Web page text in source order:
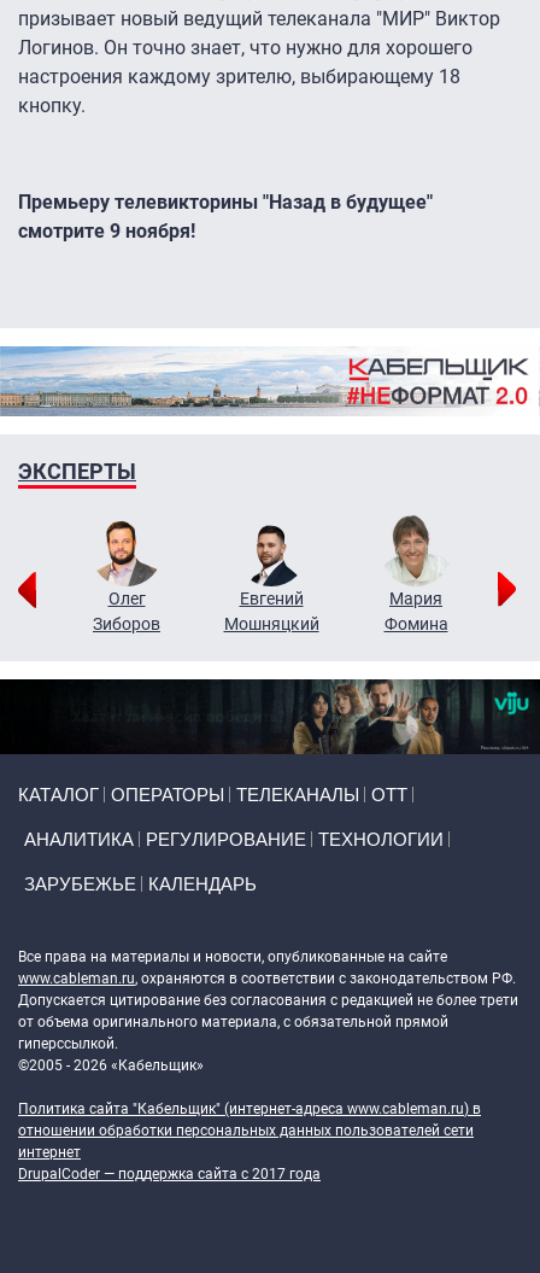
призывает новый ведущий телеканала "МИР" Виктор
Логинов. Он точно знает, что нужно для хорошего
настроения каждому зрителю, выбирающему 18
кнопку.
Премьеру телевикторины "Назад в будущее"
смотрите 9 ноября!
ЭКСПЕРТЫ
Олег
Зиборов
Евгений
Мошняцкий
Мария
Фомина
КАТАЛОГ ОПЕРАТОРЫ ТЕЛЕКАНАЛЫ ОТТ
АНАЛИТИКА РЕГУЛИРОВАНИЕ ТЕХНОЛОГИИ
ЗАРУБЕЖЬЕ КАЛЕНДАРЬ
Все права на материалы и новости, опубликованные на сайте
www.cableman.ru, охраняются в соответствии с законодательством РФ.
Допускается цитирование без согласования с редакцией не более трети
от объема оригинального материала, с обязательной прямой
гиперссылкой.
©2005 - 2026 «Кабельщик»
Политика сайта "Кабельщик" (интернет-адреса www.cableman.ru) в
отношении обработки персональных данных пользователей сети
интернет
DrupalCoder — поддержка сайта c 2017 года